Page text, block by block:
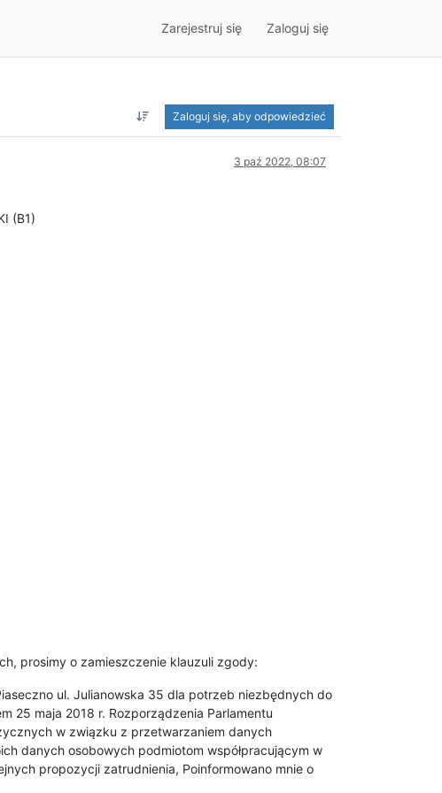
Zarejestruj się Zaloguj się
Zaloguj się, aby odpowiedzieć
3 paź 2022, 08:07
(B1)
prosimy o zamieszczenie klauzuli zgody:
ul. Julianowska 35 dla potrzeb niezbędnych do
25 maja 2018 r. Rozporządzenia Parlamentu
w związku z przetwarzaniem danych
danych osobowych podmiotom współpracującym w
propozycji zatrudnienia, Poinformowano mnie o